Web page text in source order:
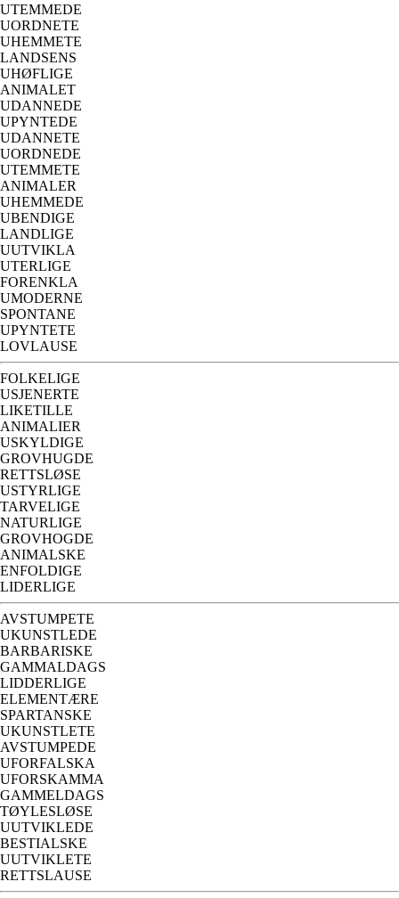
UTEMMEDE
UORDNETE
UHEMMETE
LANDSENS
UHØFLIGE
ANIMALET
UDANNEDE
UPYNTEDE
UDANNETE
UORDNEDE
UTEMMETE
ANIMALER
UHEMMEDE
UBENDIGE
LANDLIGE
UUTVIKLA
UTERLIGE
FORENKLA
UMODERNE
SPONTANE
UPYNTETE
LOVLAUSE
FOLKELIGE
USJENERTE
LIKETILLE
ANIMALIER
USKYLDIGE
GROVHUGDE
RETTSLØSE
USTYRLIGE
TARVELIGE
NATURLIGE
GROVHOGDE
ANIMALSKE
ENFOLDIGE
LIDERLIGE
AVSTUMPETE
UKUNSTLEDE
BARBARISKE
GAMMALDAGS
LIDDERLIGE
ELEMENTÆRE
SPARTANSKE
UKUNSTLETE
AVSTUMPEDE
UFORFALSKA
UFORSKAMMA
GAMMELDAGS
TØYLESLØSE
UUTVIKLEDE
BESTIALSKE
UUTVIKLETE
RETTSLAUSE